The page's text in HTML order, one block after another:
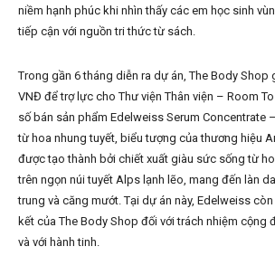
niềm hạnh phúc khi nhìn thấy các em học sinh
tiếp cận với nguồn tri thức từ sách.
Trong gần 6 tháng diễn ra dự án, The Body Shop
VNĐ để trợ lực cho Thư viện Thân viện – Room
số bán sản phẩm Edelweiss Serum Concentrate
từ hoa nhung tuyết, biểu tượng của thương hiệu
được tạo thành bởi chiết xuất giàu sức sống từ
trên ngọn núi tuyết Alps lạnh lẽo, mang đến làn
trung và căng mướt. Tại dự án này, Edelweiss
kết của The Body Shop đối với trách nhiệm cộng
và với hành tinh.